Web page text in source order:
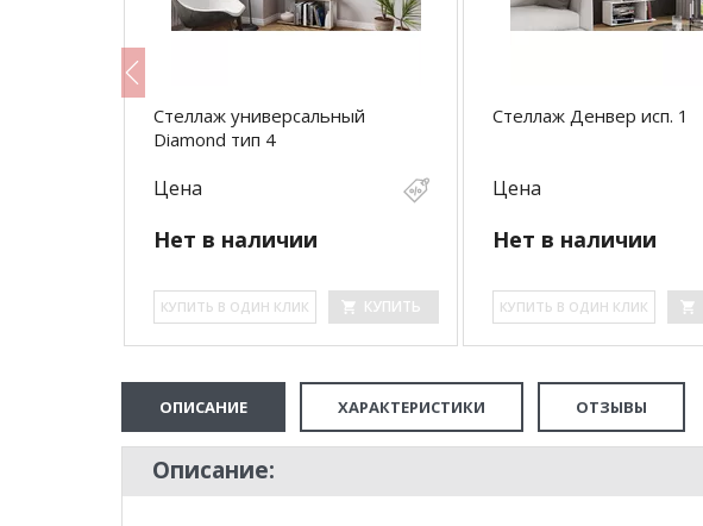
Стеллаж универсальный
Diamond тип 4
Цена
Нет в наличии
КУ­ПИТЬ В ОДИН КЛИК КУПИТЬ
Стеллаж Денвер исп. 1
Цена
Нет в наличии
КУ­ПИТЬ В ОДИН КЛИК
ОПИСАНИЕ ХАРАКТЕРИСТИКИ ОТЗЫВЫ
Описание: